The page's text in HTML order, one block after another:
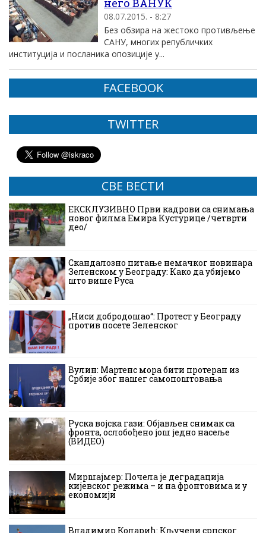
него ВАНУК
08.07.2015. - 8:27
Без обзира на жестоко противљење
САНУ, многих републичких
институција и посланика опозиције у...
FACEBOOK
TWITTER
СВЕ ВЕСТИ
ЕКСКЛУЗИВНО Први кадрови са снимања
новог филма Емира Кустурице /четврти
део/
Скандалозно питање немачког новинара
Зеленском у Београду: Како да убијемо
што више Руса
„Ниси добродошао“: Протест у Београду
против посете Зеленског
Вулин: Мартенс мора бити протеран из
Србије због нашег самопоштовања
Руска војска гази: Објављен снимак са
фронта, ослобођено још једно насеље
(ВИДЕО)
Миршајмер: Почела је деградација
кијевског режима – и на фронтовима и у
економији
Владимир Коларић: Кључеви српског